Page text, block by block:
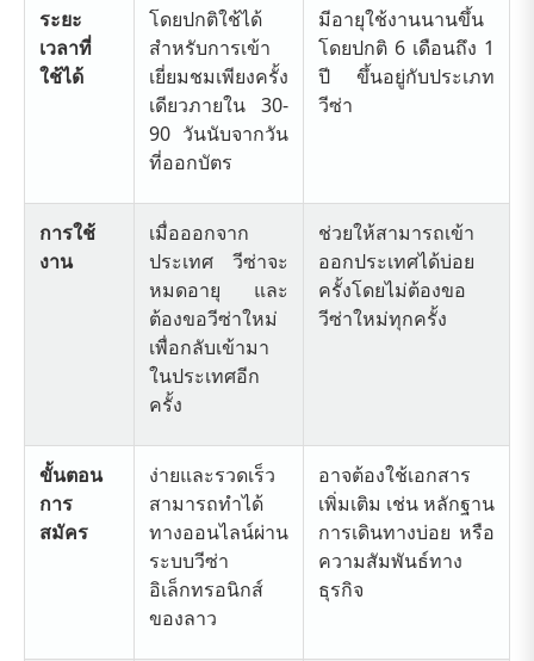
ระยะ
เวลาที่
ใช้ได้
โดยปกติใช้ได้
สำหรับการเข้า
เยี่ยมชมเพียงครั้ง
เดียวภายใน 30-
90 วันนับจากวัน
ที่ออกบัตร
มีอายุใช้งานนานขึ้น
โดยปกติ 6 เดือนถึง 1
ปี ขึ้นอยู่กับประเภท
วีซ่า
การใช้
งาน
เมื่อออกจาก
ประเทศ วีซ่าจะ
หมดอายุ และ
ต้องขอวีซ่าใหม่
เพื่อกลับเข้ามา
ในประเทศอีก
ครั้ง
ช่วยให้สามารถเข้า
ออกประเทศได้บ่อย
ครั้งโดยไม่ต้องขอ
วีซ่าใหม่ทุกครั้ง
ขั้นตอน
การ
สมัคร
ง่ายและรวดเร็ว
สามารถทำได้
ทางออนไลน์ผ่าน
ระบบวีซ่า
อิเล็กทรอนิกส์
ของลาว
อาจต้องใช้เอกสาร
เพิ่มเติม เช่น หลักฐาน
การเดินทางบ่อย หรือ
ความสัมพันธ์ทาง
ธุรกิจ